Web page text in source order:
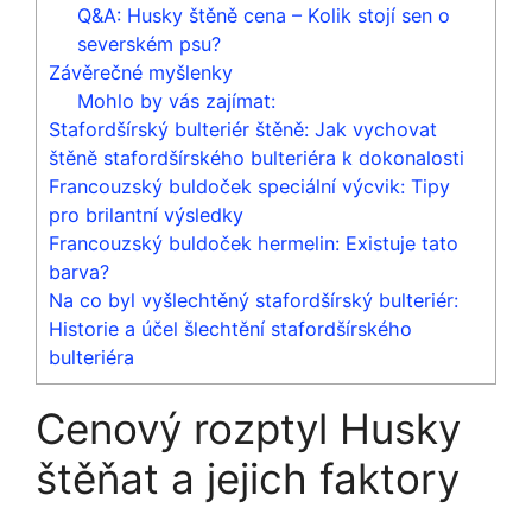
Q&A: Husky štěně cena – Kolik stojí sen o
severském psu?
Závěrečné myšlenky
Mohlo by vás zajímat:
Stafordšírský bulteriér štěně: Jak vychovat
štěně stafordšírského bulteriéra k dokonalosti
Francouzský buldoček speciální výcvik: Tipy
pro brilantní výsledky
Francouzský buldoček hermelin: Existuje tato
barva?
Na co byl vyšlechtěný stafordšírský bulteriér:
Historie a účel šlechtění stafordšírského
bulteriéra
Cenový rozptyl Husky
štěňat a jejich faktory